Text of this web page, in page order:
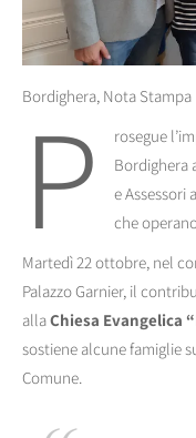
Bordighera, Nota Stampa
P
rosegue
Bordighera
e Assessori
che
Martedì 22 ottobre, nel
Palazzo Garnier, il
allaChiesa Evangelica
sostiene alcune famiglie
Comune.